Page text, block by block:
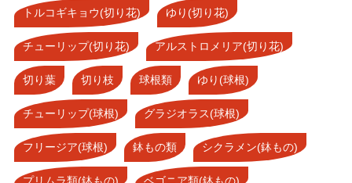
トルコギキョウ(切り花) ゆり(切り花)
チューリップ(切り花) アルストロメリア(切り花)
切り葉 切り枝 球根類 ゆり(球根)
チューリップ(球根) グラジオラス(球根)
フリージア(球根) 鉢もの類 シクラメン(鉢もの)